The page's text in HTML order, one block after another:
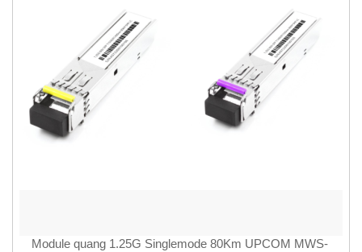
Module quang 1.25G Singlemode 80Km UPCOM MWS-